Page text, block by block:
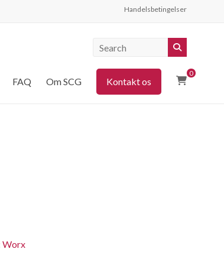
Handelsbetingelser
0
FAQ Om SCG Kontakt os
Worx